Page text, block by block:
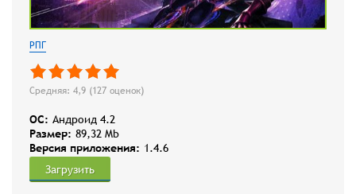
РПГ
Средняя: 4,9 (127 оценок)
OC: Андроид 4.2
Размер: 89,32 Mb
Версия приложения: 1.4.6
Загрузить